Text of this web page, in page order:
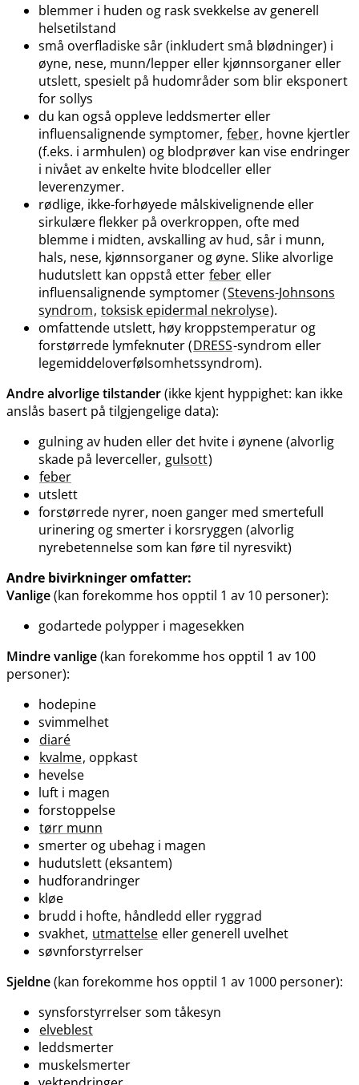
blemmer i huden og rask svekkelse av generell
helsetilstand
små overfladiske sår (inkludert små blødninger) i
øyne, nese, munn​/​lepper eller kjønnsorganer eller
utslett, spesielt på hudområder som blir eksponert
for sollys
du kan også oppleve leddsmerter eller
influensalignende symptomer, feber, hovne kjertler
(f.eks. i armhulen) og blodprøver kan vise endringer
i nivået av enkelte hvite blodceller eller
leverenzymer.
rødlige, ikke-forhøyede målskivelignende eller
sirkulære flekker på overkroppen, ofte med
blemme i midten, avskalling av hud, sår i munn,
hals, nese, kjønnsorganer og øyne. Slike alvorlige
hudutslett kan oppstå etter feber eller
influensalignende symptomer (Stevens-Johnsons
syndrom, toksisk epidermal nekrolyse).
omfattende utslett, høy kroppstemperatur og
forstørrede lymfeknuter (DRESS-syndrom eller
legemiddeloverfølsomhetssyndrom).
Andre alvorlige tilstander(ikke kjent hyppighet: kan ikke
anslås basert på tilgjengelige data):
gulning av huden eller det hvite i øynene (alvorlig
skade på leverceller, gulsott)
feber
utslett
forstørrede nyrer, noen ganger med smertefull
urinering og smerter i korsryggen (alvorlig
nyrebetennelse som kan føre til nyresvikt)
Andre bivirkninger omfatter:
Vanlige(kan forekomme hos opptil 1 av 10 personer):
godartede polypper i magesekken
Mindre vanlige(kan forekomme hos opptil 1 av 100
personer):
hodepine
svimmelhet
diaré
kvalme, oppkast
hevelse
luft i magen
forstoppelse
tørr munn
smerter og ubehag i magen
hudutslett (eksantem)
hudforandringer
kløe
brudd i hofte, håndledd eller ryggrad
svakhet, utmattelse eller generell uvelhet
søvnforstyrrelser
Sjeldne(kan forekomme hos opptil 1 av 1000 personer):
synsforstyrrelser som tåkesyn
elveblest
leddsmerter
muskelsmerter